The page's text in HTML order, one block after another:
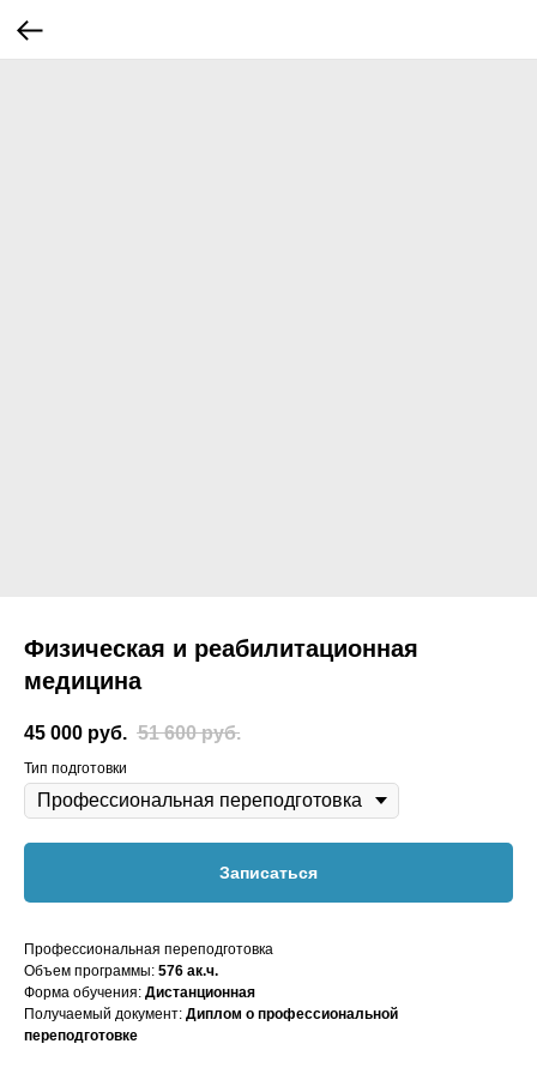
Физическая и реабилитационная
медицина
45 000 руб. 51 600 руб.
Тип подготовки
Записаться
Профессиональная переподготовка
Объем программы: 576 ак.ч.
Форма обучения: Дистанционная
Получаемый документ: Диплом о профессиональной
переподготовке